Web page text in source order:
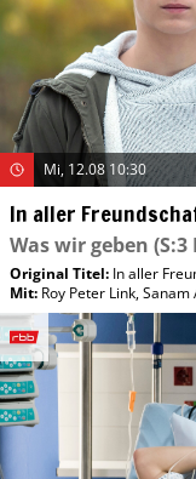
Mi, 12.08 10:30
In aller
Was wir geben (S:3
Original Titel: In aller
Mit: Roy Peter Link,Sanam